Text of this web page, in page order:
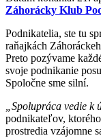
Záhorácky Klub
Podnikatelia, ste tu
raňajkách
Preto pozývame
svoje podnikanie
Spoločne sme silní.
„Spolupráca vedie k
podnikateľov,
prostredia vzájomne